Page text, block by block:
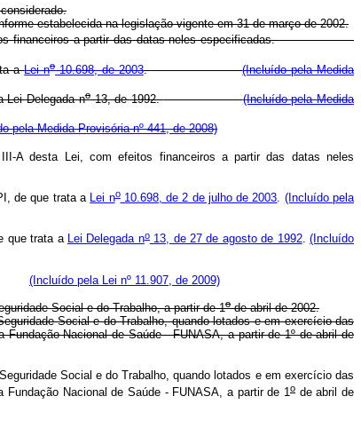
estabelecida na legislação vigente em 31 de março de 2002.
financeiros a partir das datas neles especificadas.
aLei no10.698, de 2003.
(Incluído pela Medida
Lei Delegada no13, de 1992.
(Incluído pela Medida
pela Medida Provisória nº 441, de 2008)
A desta Lei, com efeitos financeiros a partir das datas neles
de que trata a Lei no10.698, de 2 de julho de 2003. (Incluído pela
que trata a Lei Delegada no13, de 27 de agosto de 1992.(Incluído
(Incluído pela Lei nº 11.907, de 2009)
Social e do Trabalho, a partir de 1ode abril de 2002.
Social e do Trabalho, quando lotados e em exercício das
Nacional de Saúde - FUNASA, a partir de 1º de abril de
Social e do Trabalho, quando lotados e em exercício das
Nacional de Saúde - FUNASA, a partir de 1o de abril de